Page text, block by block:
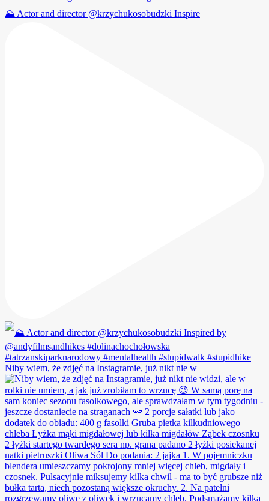
⛰️ Actor and director @krzychukosobudzki Inspire
Niby wiem, że zdjęć na Instagramie, już nikt nie w